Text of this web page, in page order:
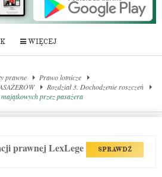
WIĘCEJ
prawne
Prawo lotnicze
Rozdział 3. Dochodzenie roszczeń
przez pasażera
prawnej LexLege SPRAWDŹ